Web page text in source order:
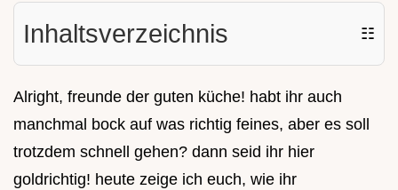
Inhaltsverzeichnis ☷
Alright, freunde der guten küche! habt ihr auch
manchmal bock auf was richtig feines, aber es soll
trotzdem schnell gehen? dann seid ihr hier
goldrichtig! heute zeige ich euch, wie ihr